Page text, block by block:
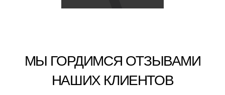
МЫ ГОРДИМСЯ ОТЗЫВАМИ
НАШИХ КЛИЕНТОВ